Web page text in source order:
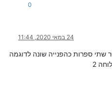
0
24 במאי 2020, 11:44
ספרות כהפנייה שונה לדוגמה